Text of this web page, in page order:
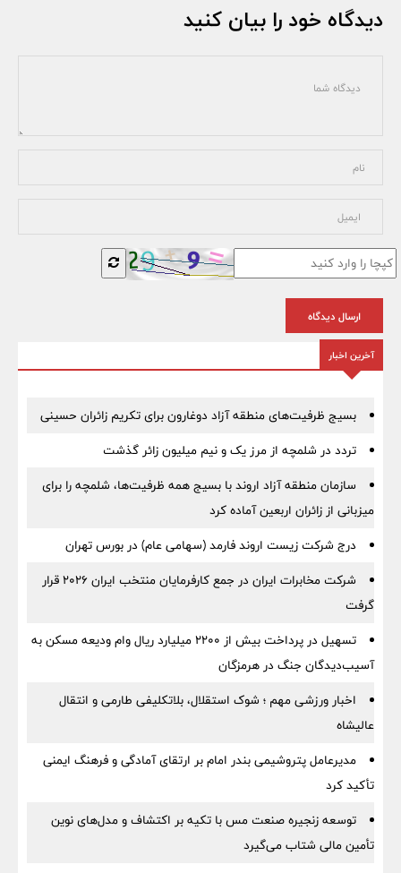
دیدگاه خود را بیان کنید
ارسال دیدگاه
آخرین اخبار
بسیج ظرفیت‌های منطقه آزاد دوغارون برای تکریم زائران حسینی
تردد در شلمچه از مرز یک و نیم میلیون زائر گذشت
سازمان منطقه آزاد اروند با بسیج همه ظرفیت‌ها، شلمچه را برای
میزبانی از زائران اربعین آماده کرد
درج شرکت زیست اروند فارمد (سهامی عام) در بورس تهران
شرکت مخابرات ایران در جمع کارفرمایان منتخب ایران ۲۰۲۶ قرار
گرفت
تسهیل در پرداخت بیش از ۲۲۰۰ میلیارد ریال وام ودیعه مسکن به
آسیب‌دیدگان جنگ در هرمزگان
اخبار ورزشی مهم ؛ شوک استقلال، بلاتکلیفی طارمی و انتقال
عالیشاه
مدیرعامل پتروشیمی بندر امام بر ارتقای آمادگی و فرهنگ ایمنی
تأکید کرد
توسعه زنجیره صنعت مس با تکیه بر اکتشاف و مدل‌های نوین
تأمین مالی شتاب می‌گیرد